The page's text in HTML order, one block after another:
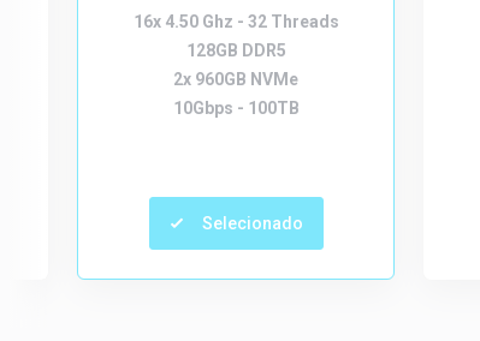
16x 4.50 Ghz - 32 Threads
128GB DDR5
2x 960GB NVMe
10Gbps - 100TB
Selecionado